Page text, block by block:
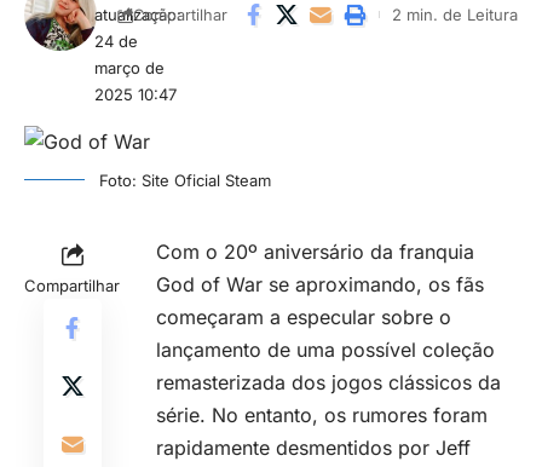
atualização:
24 de
março de
2025 10:47
Compartilhar 2 min. de Leitura
Foto: Site Oficial Steam
Compartilhar
Com o 20º aniversário da franquia
God of War se aproximando, os fãs
começaram a especular sobre o
lançamento de uma possível coleção
remasterizada dos jogos clássicos da
série. No entanto, os rumores foram
rapidamente desmentidos por Jeff